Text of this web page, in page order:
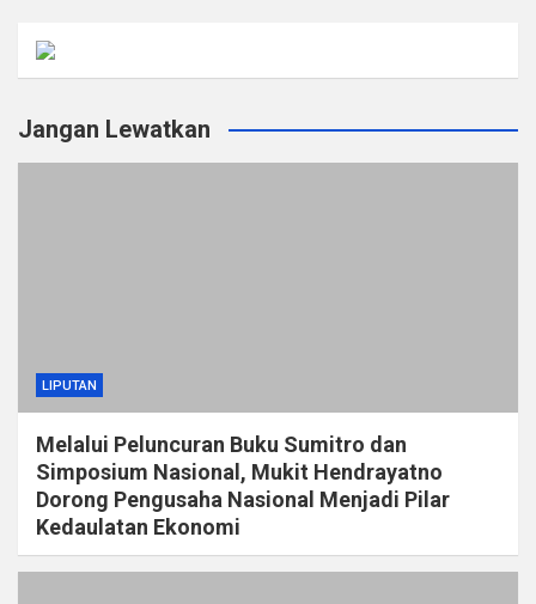
Jangan Lewatkan
LIPUTAN
Melalui Peluncuran Buku Sumitro dan
Simposium Nasional, Mukit Hendrayatno
Dorong Pengusaha Nasional Menjadi Pilar
Kedaulatan Ekonomi